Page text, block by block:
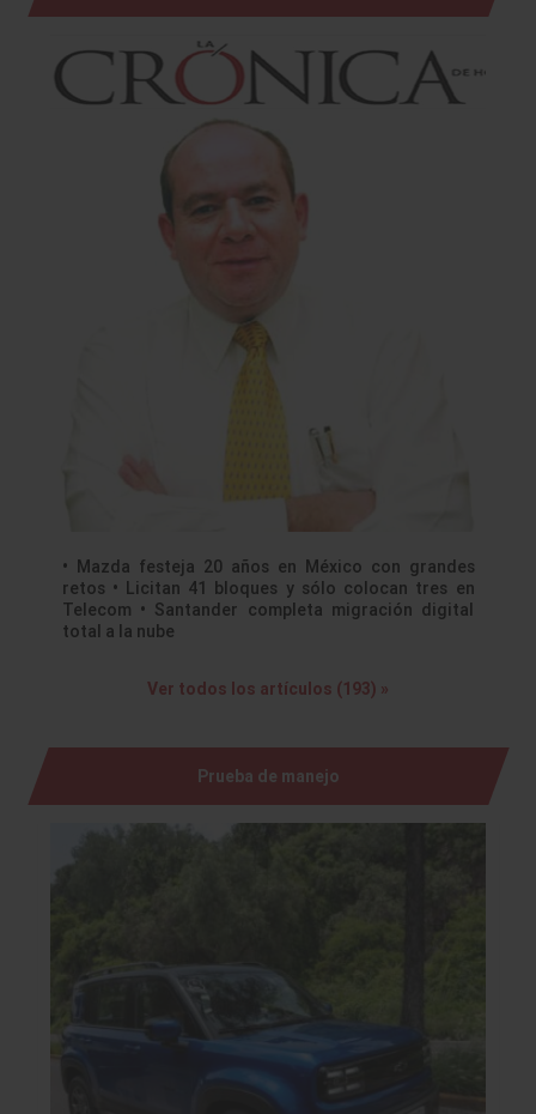
• Mazda festeja 20 años en México con grandes
retos • Licitan 41 bloques y sólo colocan tres en
Telecom • Santander completa migración digital
total a la nube
Ver todos los artículos (193) »
Prueba de manejo